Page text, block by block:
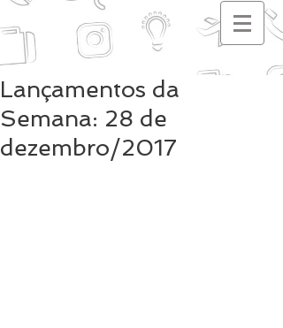
Lançamentos da
Semana: 28 de
dezembro/2017